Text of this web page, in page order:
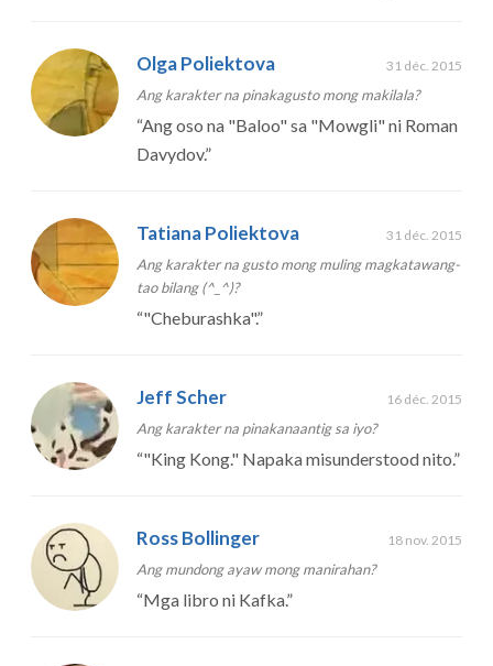
Olga Poliektova 31 déc. 2015
Ang karakter na pinakagusto mong makilala?
“Ang oso na "Baloo" sa "Mowgli" ni Roman
Davydov.”
Tatiana Poliektova 31 déc. 2015
Ang karakter na gusto mong muling magkatawang-
tao bilang (^_^)?
“"Cheburashka".”
Jeff Scher 16 déc. 2015
Ang karakter na pinakanaantig sa iyo?
“"King Kong." Napaka misunderstood nito.”
Ross Bollinger 18 nov. 2015
Ang mundong ayaw mong manirahan?
“Mga libro ni Kafka.”